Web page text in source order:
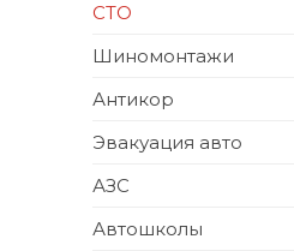
СТО
Шиномонтажи
Антикор
Эвакуация авто
АЗС
Автошколы